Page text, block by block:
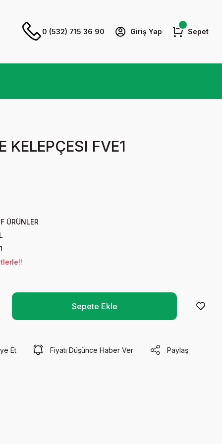
0 (532) 715 36 90 Giriş Yap Sepet
KELEPÇESI FVE1
ÜRÜNLER
Sepete Ekle
Et Fiyatı Düşünce Haber Ver Paylaş